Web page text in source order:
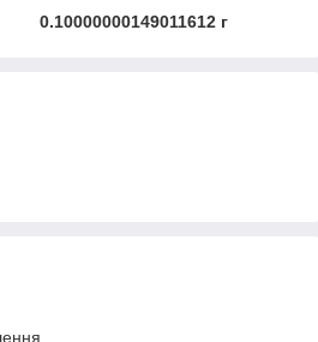
0.10000000149011612 г